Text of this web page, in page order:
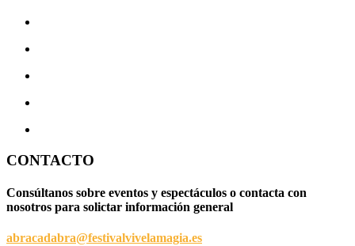
CONTACTO
Consúltanos sobre eventos y espectáculos o contacta con
nosotros para solictar información general
abracadabra@festivalvivelamagia.es